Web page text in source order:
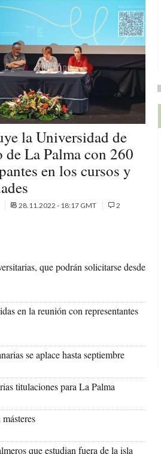
la Universidad de
de La Palma con 260
en los cursos y
28.11.2022 - 18:17 GMT 2
que podrán solicitarse desde
en la reunión con representantes
se aplace hasta septiembre
titulaciones para La Palma
que estudian fuera de la isla